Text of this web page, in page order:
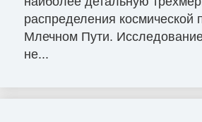
распределения космической
Млечном Пути.
не...